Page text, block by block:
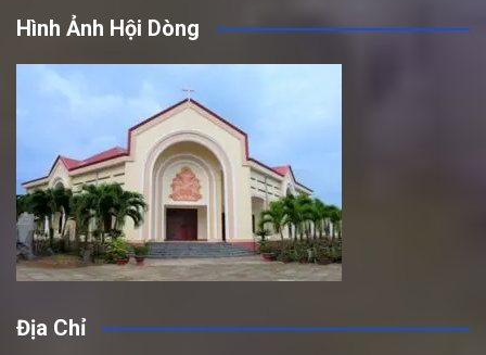
Hình Ảnh Hội Dòng
Địa Chỉ